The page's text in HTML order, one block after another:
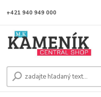
+421 940 949 000